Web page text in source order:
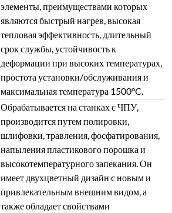
элементы, преимуществами которых
являются быстрый нагрев, высокая
тепловая эффективность, длительный
срок службы, устойчивость к
деформации при высоких температурах,
простота установки/обслуживания и
максимальная температура 1500°C.
Обрабатывается на станках с ЧПУ,
производится путем полировки,
шлифовки, травления, фосфатирования,
напыления пластикового порошка и
высокотемпературного запекания. Он
имеет двухцветный дизайн с новым и
привлекательным внешним видом, а
также обладает свойствами